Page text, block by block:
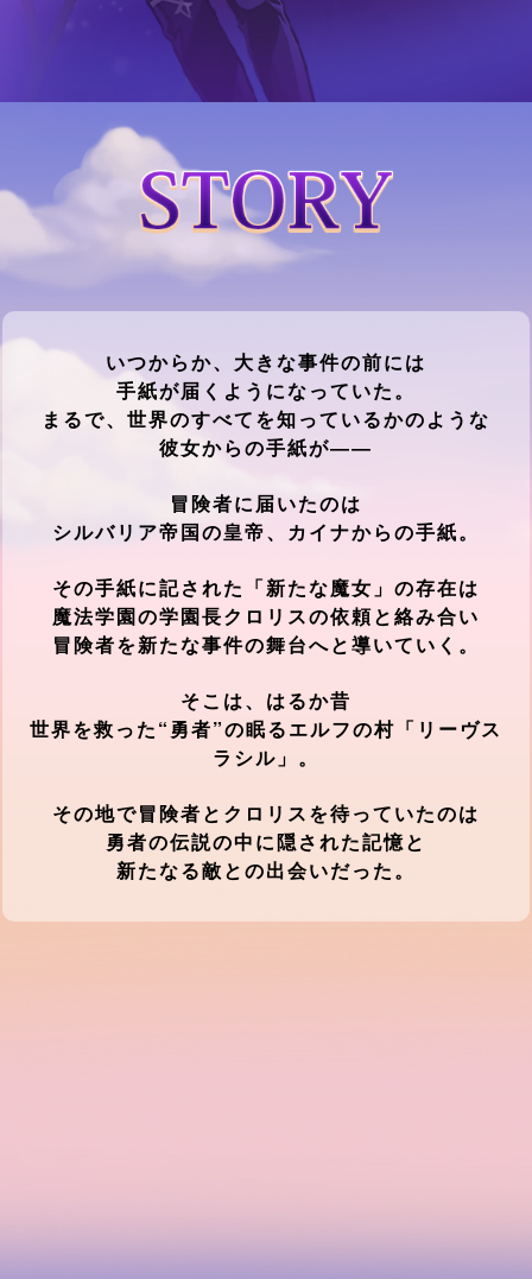
いつからか、大きな事件の前には
手紙が届くようになっていた。
まるで、世界のすべてを知っているかのような
彼女からの手紙が――
冒険者に届いたのは
シルバリア帝国の皇帝、カイナからの手紙。
その手紙に記された「新たな魔女」の存在は
魔法学園の学園長クロリスの依頼と絡み合い
冒険者を新たな事件の舞台へと導いていく。
そこは、はるか昔
世界を救った“勇者”の眠るエルフの村「リーヴス
ラシル」。
その地で冒険者とクロリスを待っていたのは
勇者の伝説の中に隠された記憶と
新たなる敵との出会いだった。